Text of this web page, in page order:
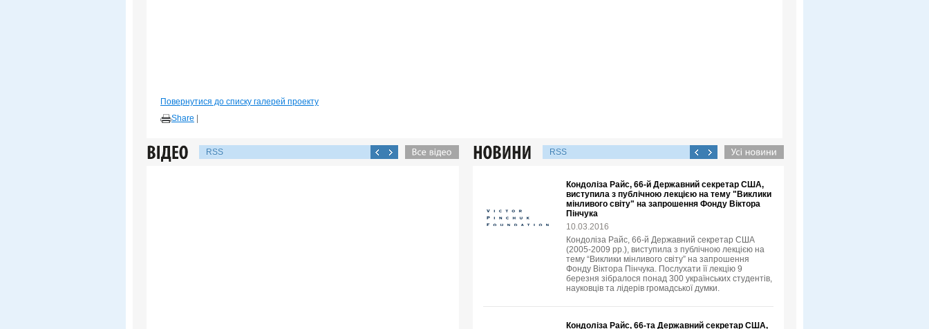
Повернутися до списку галерей проекту
Share
RSS RSS
Кондоліза Райс, 66-й Державний секретар США,
виступила з публічною лекцією на тему "Виклики
мінливого світу" на запрошення Фонду Віктора
Пінчука
10.03.2016
Кондоліза Райс, 66-й Державний секретар США
(2005-2009 рр.), виступила з публічною лекцією на
тему “Виклики мінливого світу” на запрошення
Фонду Віктора Пінчука. Послухати її лекцію 9
березня зібралося понад 300 українських студентів,
науковців та лідерів громадської думки.
Кондоліза Райс, 66-та Державний секретар США,